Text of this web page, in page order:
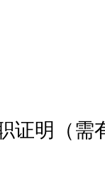
证明（需